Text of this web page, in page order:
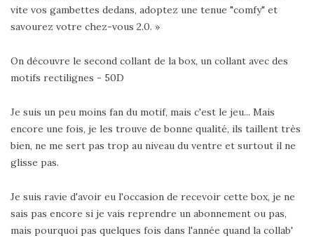
vite vos gambettes dedans, adoptez une tenue "comfy" et
savourez votre chez-vous 2.0. »
On découvre le second collant de la box, un collant avec des
motifs rectilignes - 50D
Je suis un peu moins fan du motif, mais c'est le jeu... Mais
encore une fois, je les trouve de bonne qualité, ils taillent très
bien, ne me sert pas trop au niveau du ventre et surtout il ne
glisse pas.
Je suis ravie d'avoir eu l'occasion de recevoir cette box, je ne
sais pas encore si je vais reprendre un abonnement ou pas,
mais pourquoi pas quelques fois dans l'année quand la collab'